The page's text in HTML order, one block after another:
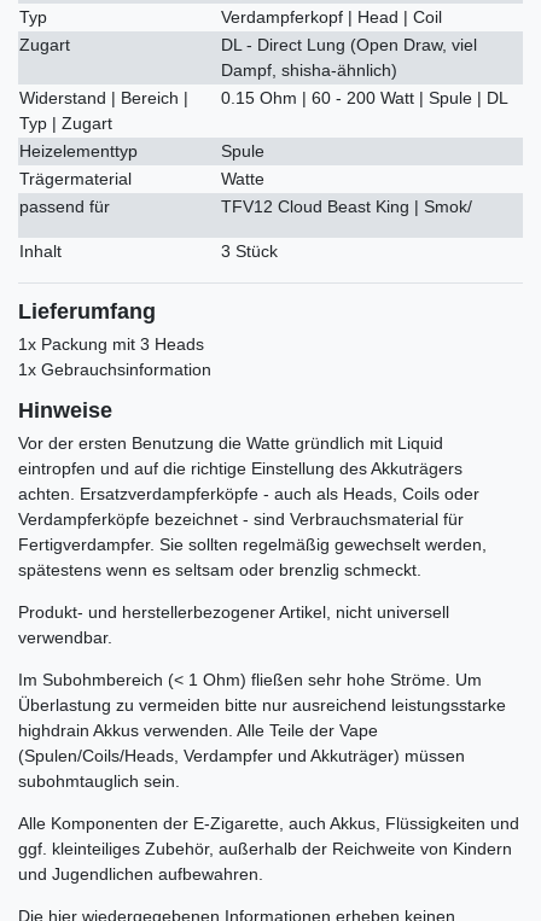
Typ
Verdampferkopf | Head | Coil
Zugart
DL - Direct Lung (Open Draw, viel
Dampf, shisha-ähnlich)
Widerstand | Bereich |
Typ | Zugart
0.15 Ohm | 60 - 200 Watt | Spule | DL
Heizelementtyp
Spule
Trägermaterial
Watte
passend für
TFV12 Cloud Beast King | Smok/
Inhalt 3 Stück
Lieferumfang
1x Packung mit 3 Heads
1x Gebrauchsinformation
Hinweise
Vor der ersten Benutzung die Watte gründlich mit Liquid
eintropfen und auf die richtige Einstellung des Akkuträgers
achten. Ersatzverdampferköpfe - auch als Heads, Coils oder
Verdampferköpfe bezeichnet - sind Verbrauchsmaterial für
Fertigverdampfer. Sie sollten regelmäßig gewechselt werden,
spätestens wenn es seltsam oder brenzlig schmeckt.
Produkt- und herstellerbezogener Artikel, nicht universell
verwendbar.
Im Subohmbereich (< 1 Ohm) fließen sehr hohe Ströme. Um
Überlastung zu vermeiden bitte nur ausreichend leistungsstarke
highdrain Akkus verwenden. Alle Teile der Vape
(Spulen/Coils/Heads, Verdampfer und Akkuträger) müssen
subohmtauglich sein.
Alle Komponenten der E-Zigarette, auch Akkus, Flüssigkeiten und
ggf. kleinteiliges Zubehör, außerhalb der Reichweite von Kindern
und Jugendlichen aufbewahren.
Die hier wiedergegebenen Informationen erheben keinen